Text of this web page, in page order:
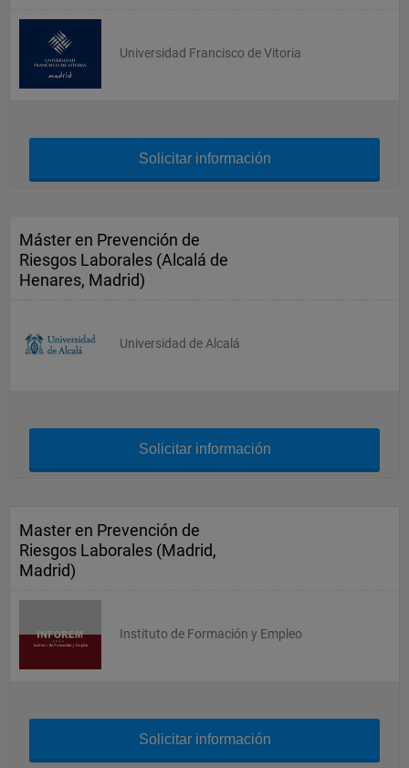
Universidad Francisco de Vitoria
Solicitar información
Máster en Prevención de
Riesgos Laborales (Alcalá de
Henares, Madrid)
Universidad de Alcalá
Solicitar información
Master en Prevención de
Riesgos Laborales (Madrid,
Madrid)
Instituto de Formación y Empleo
Solicitar información